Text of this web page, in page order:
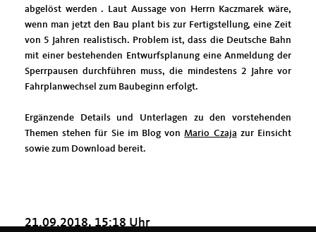
abgelöst werden . Laut Aussage von Herrn Kaczmarek wäre,
wenn man jetzt den Bau plant bis zur Fertigstellung, eine Zeit
von 5 Jahren realistisch. Problem ist, dass die Deutsche Bahn
mit einer bestehenden Entwurfsplanung eine Anmeldung der
Sperrpausen durchführen muss, die mindestens 2 Jahre vor
Fahrplanwechsel zum Baubeginn erfolgt.
Ergänzende Details und Unterlagen zu den vorstehenden
Themen stehen für Sie im Blog vonMario Czaja zur Einsicht
sowie zum Download bereit.
21.09.2018, 15:18 Uhr